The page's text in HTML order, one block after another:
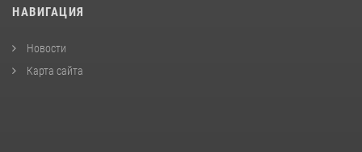
НАВИГАЦИЯ
Новости
Карта сайта